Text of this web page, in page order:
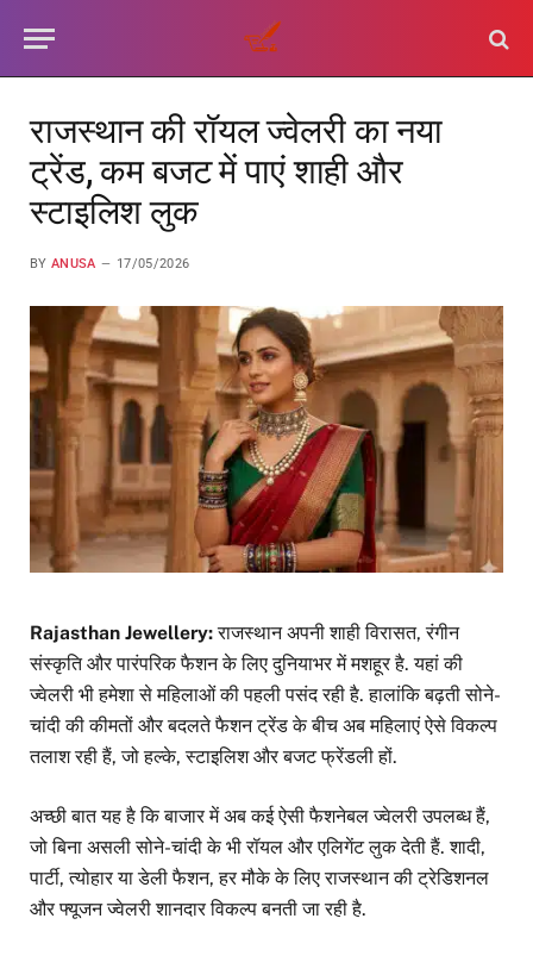
राजस्थान की रॉयल ज्वेलरी का नया
ट्रेंड, कम बजट में पाएं शाही और
स्टाइलिश लुक
BY ANUSA 17/05/2026
Rajasthan Jewellery:राजस्थान अपनी शाही विरासत, रंगीन
संस्कृति और पारंपरिक फैशन के लिए दुनियाभर में मशहूर है. यहां की
ज्वेलरी भी हमेशा से महिलाओं की पहली पसंद रही है. हालांकि बढ़ती सोने-
चांदी की कीमतों और बदलते फैशन ट्रेंड के बीच अब महिलाएं ऐसे विकल्प
तलाश रही हैं, जो हल्के, स्टाइलिश और बजट फ्रेंडली हों.
अच्छी बात यह है कि बाजार में अब कई ऐसी फैशनेबल ज्वेलरी उपलब्ध हैं,
जो बिना असली सोने-चांदी के भी रॉयल और एलिगेंट लुक देती हैं. शादी,
पार्टी, त्योहार या डेली फैशन, हर मौके के लिए राजस्थान की ट्रेडिशनल
और फ्यूजन ज्वेलरी शानदार विकल्प बनती जा रही है.